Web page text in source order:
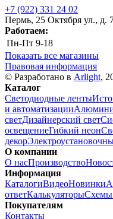
+7 (922) 331 24 02
Пермь, 25 Октября ул., д.
Работаем:
Пн-Пт 9-18
Показать все магазины
Правовая информация
© Разработано в Arlight,
Каталог
Светодиодные ленты
и автоматизации
светДизайнерский свет
освещениеГибкий неон
декор
О компании
О насПроизводство
Информация
КаталогиВидеоНовинки
ответКалькуляторыСхемы
Покупателям
Контакты